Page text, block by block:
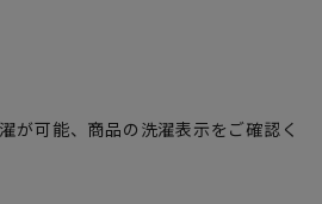
が可能、商品の洗濯表示をご確認く